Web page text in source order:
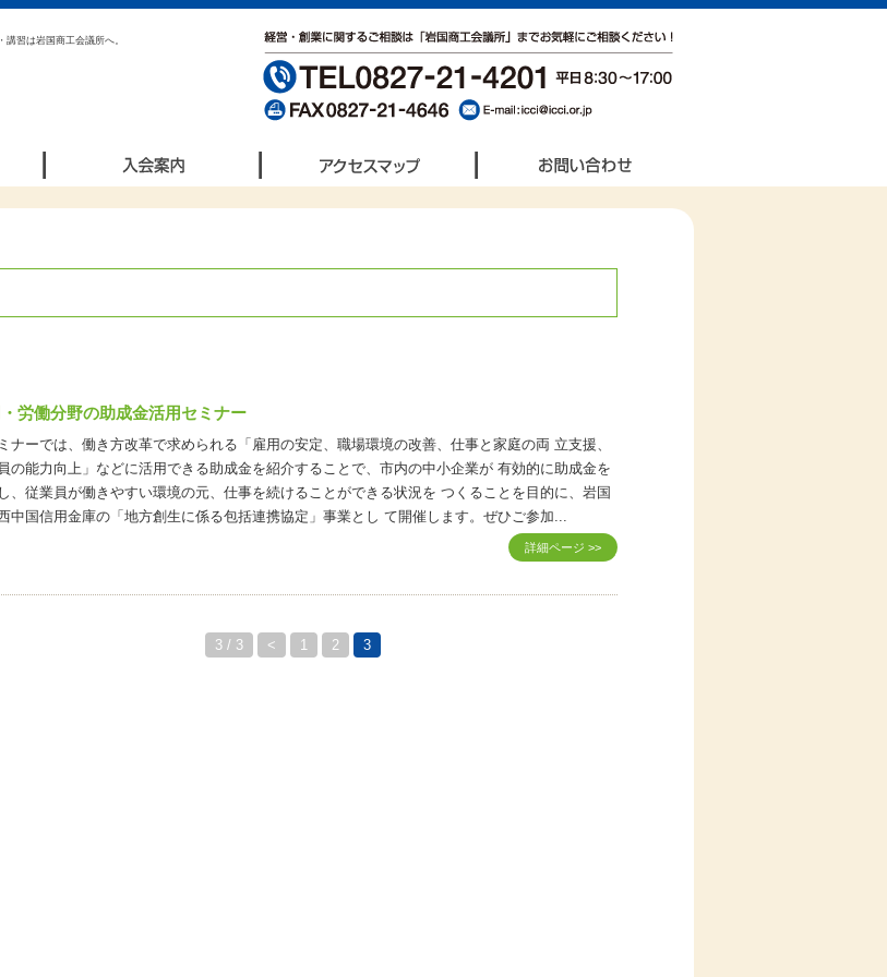
習は岩国商工会議所へ。
労働分野の助成金活用セミナー
ナーでは、働き方改革で求められる「雇用の安定、職場環境の改善、仕事と家庭の両 立支援、
の能力向上」などに活用できる助成金を紹介することで、市内の中小企業が 有効的に助成金を
、従業員が働きやすい環境の元、仕事を続けることができる状況を つくることを目的に、岩国
中国信用金庫の「地方創生に係る包括連携協定」事業とし て開催します。ぜひご参加...
詳細ページ >>
3 / 3 < 1 2 3